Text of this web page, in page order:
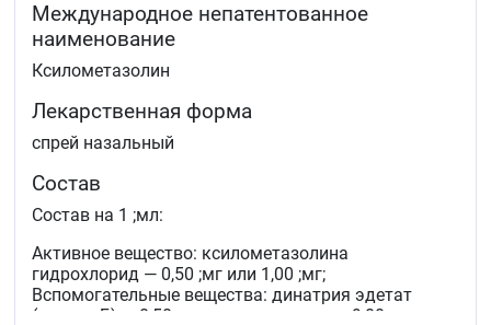
Международное непатентованное
наименование
Ксилометазолин
Лекарственная форма
спрей назальный
Состав
Состав на 1 ;мл:
Активное вещество: ксилометазолина
гидрохлорид — 0,50 ;мг или 1,00 ;мг;
Вспомогательные вещества: динатрия эдетат
(трилон Б) — 0,50 ;мг, натрия хлорид — 9,00 ;мг,